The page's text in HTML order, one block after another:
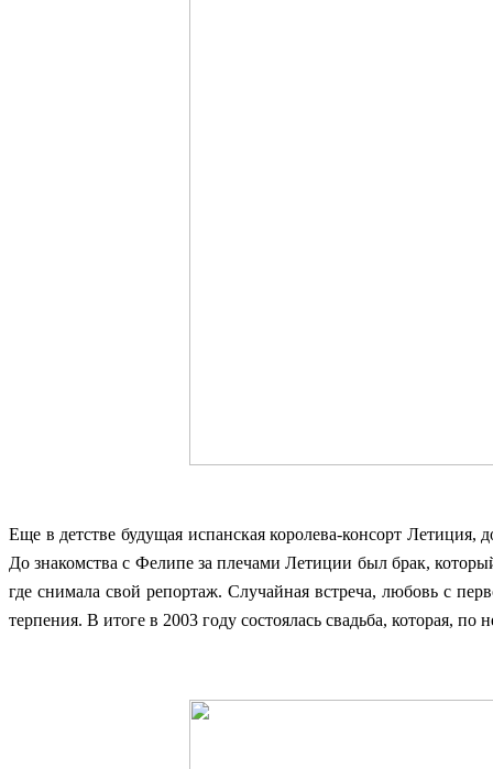
Еще в детстве будущая испанская королева-консорт
До знакомства с Фелипе за плечами Летиции был брак,
где снимала свой репортаж. Случайная встреча, любовь с
терпения. В итоге в 2003 году состоялась свадьба, которая,